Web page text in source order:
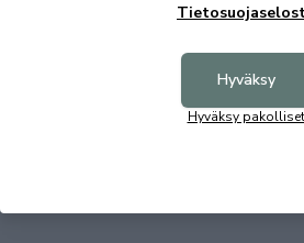
Hyväksy
Hyväksy pakolliset